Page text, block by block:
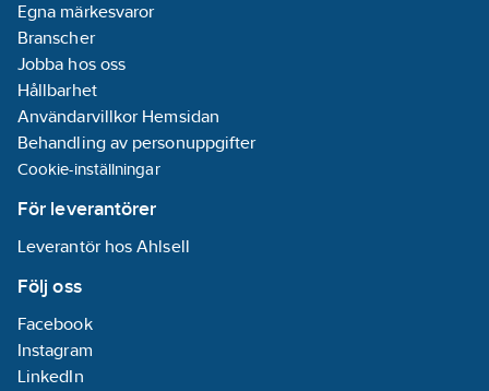
Egna märkesvaror
Branscher
Jobba hos oss
Hållbarhet
Användarvillkor Hemsidan
Behandling av personuppgifter
Cookie-inställningar
För leverantörer
Leverantör hos Ahlsell
Följ oss
Facebook
Instagram
LinkedIn